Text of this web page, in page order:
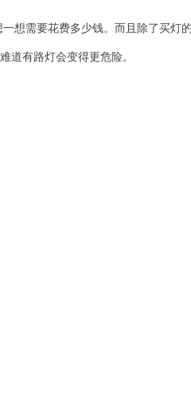
想需要花费多少钱。而且除了买灯
道有路灯会变得更危险。